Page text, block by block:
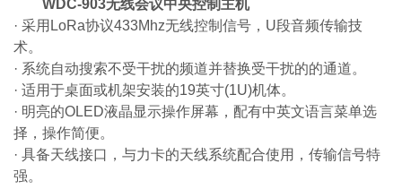
WDC-903无线会议中央控制主机
· 采用LoRa协议433Mhz无线控制信号，U段音频传输技
术。
· 系统自动搜索不受干扰的频道并替换受干扰的的通道。
· 适用于桌面或机架安装的19英寸(1U)机体。
· 明亮的OLED液晶显示操作屏幕，配有中英文语言菜单选
择，操作简便。
· 具备天线接口，与力卡的天线系统配合使用，传输信号特
强。